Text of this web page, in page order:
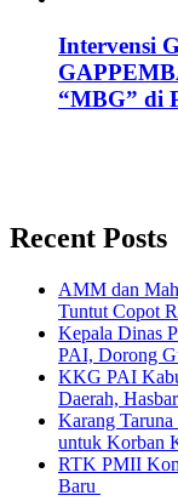
Intervensi
“MBG” di
Recent Posts
AMM dan
Tuntut Copot
Kepala Dinas
PAI, Dorong
KKG PAI
Daerah,
Karang
untuk Korban
RTK PMII
Baru